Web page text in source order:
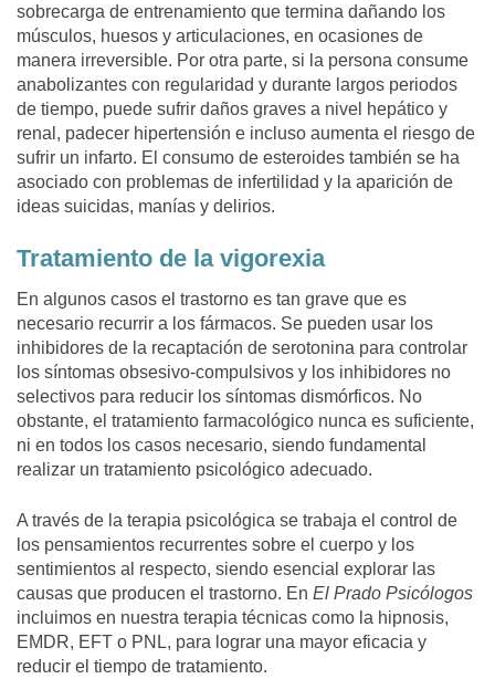
sobrecarga de entrenamiento que termina dañando los
músculos, huesos y articulaciones, en ocasiones de
manera irreversible. Por otra parte, si la persona consume
anabolizantes con regularidad y durante largos periodos
de tiempo, puede sufrir daños graves a nivel hepático y
renal, padecer hipertensión e incluso aumenta el riesgo de
sufrir un infarto. El consumo de esteroides también se ha
asociado con problemas de infertilidad y la aparición de
ideas suicidas, manías y delirios.
Tratamiento de la vigorexia
En algunos casos el trastorno es tan grave que es
necesario recurrir a los fármacos. Se pueden usar los
inhibidores de la recaptación de serotonina para controlar
los síntomas obsesivo-compulsivos y los inhibidores no
selectivos para reducir los síntomas dismórficos. No
obstante, el tratamiento farmacológico nunca es suficiente,
ni en todos los casos necesario, siendo fundamental
realizar un tratamiento psicológico adecuado.
A través de la terapia psicológica se trabaja el control de
los pensamientos recurrentes sobre el cuerpo y los
sentimientos al respecto, siendo esencial explorar las
causas que producen el trastorno. En El Prado Psicólogos
incluimos en nuestra terapia técnicas como la hipnosis,
EMDR, EFT o PNL, para lograr una mayor eficacia y
reducir el tiempo de tratamiento.